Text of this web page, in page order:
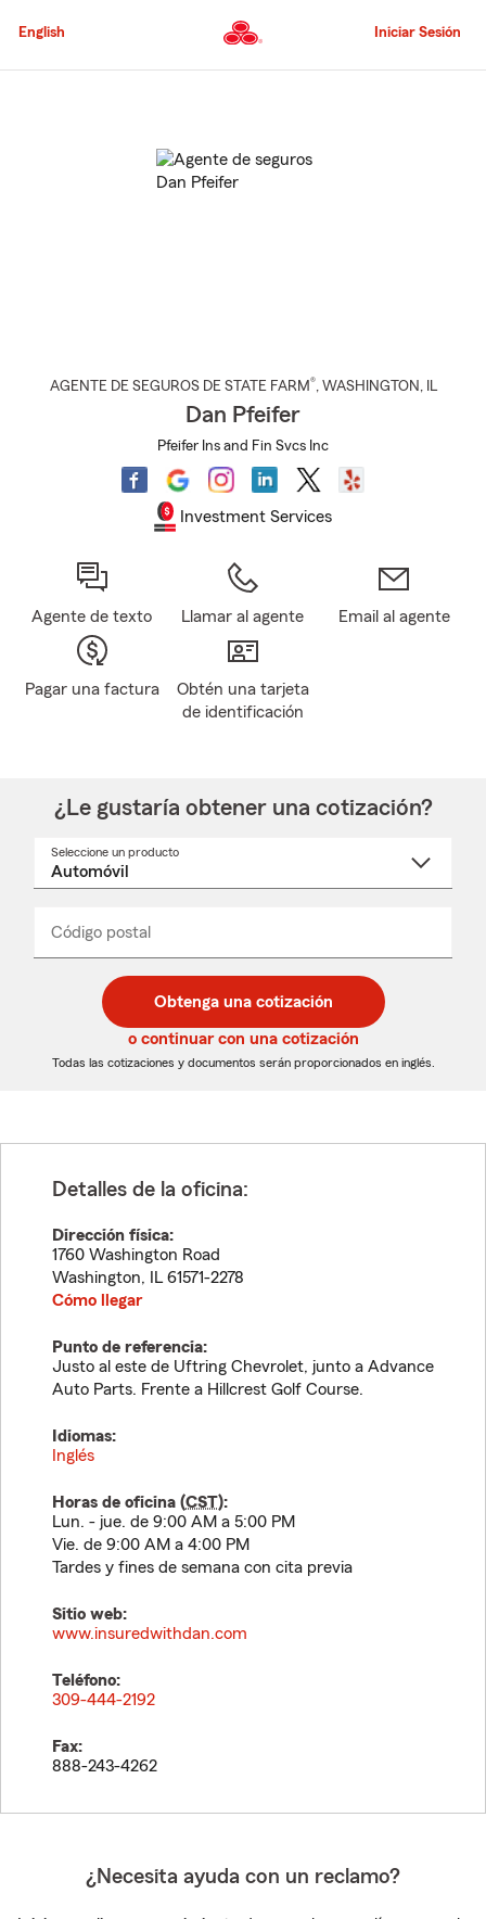
al
principal
English Iniciar Sesión
AGENTE DE SEGUROS DE STATE FARM®, WASHINGTON , IL
Dan Pfeifer
Pfeifer Ins and Fin Svcs Inc
Investment Services
Agente de texto Llamar al agente Email al agente
Pagar una factura
Obtén una tarjeta
de identificación
¿Le gustaría obtener una cotización?
Seleccione un producto
desplegable
Código postal
de
5
dígitos
de
5
dígitos
_____
Obtenga una cotización
o continuar con una cotización
Todas las cotizaciones y documentos serán proporcionados en inglés.
Detalles de la oficina:
Dirección física:
1760 Washington Road
Washington, IL 61571-2278
Cómo llegar
Punto de referencia:
Justo al este de Uftring Chevrolet, junto a Advance
Auto Parts. Frente a Hillcrest Golf Course.
Idiomas:
Inglés
Horas de oficina (CST):
Lun. - jue. de 9:00 AM a 5:00 PM
Vie. de 9:00 AM a 4:00 PM
Tardes y fines de semana con cita previa
Sitio web:
www.insuredwithdan.com
Teléfono:
309-444-2192
Fax:
888-243-4262
¿Necesita ayuda con un reclamo?